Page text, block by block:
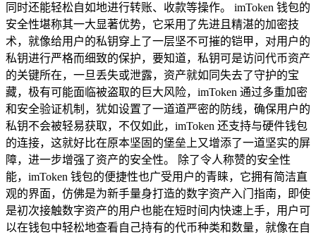
同时还能轻松自如地进行转账、收款等操作。 imToken 钱包的
安全性堪称其一大显著优势，它采用了先进且精湛的加密技
术，就像给用户的私钥穿上了一层坚不可摧的铠甲，对用户的
私钥进行严格而细致的保护，要知道，私钥可是访问代币资产
的关键所在，一旦丢失或泄露，资产就如同失去了守护的宝
藏，极有可能面临被盗取的巨大风险，imToken 通过多重加密
和安全验证机制，犹如设置了一道道严密的防线，确保用户的
私钥不会被轻易获取，不仅如此，imToken 还支持与硬件钱包
的连接，这就好比在原本坚固的堡垒上又增添了一道坚实的屏
障，进一步增强了资产的安全性。 除了令人称赞的安全性
能，imToken 钱包的便捷性也广受用户的青睐，它拥有简洁直
观的界面，仿佛是为新手量身打造的数字资产入门指南，即使
是初次接触数字资产的用户也能在短时间内快速上手，用户可
以在钱包中轻松地查看自己持有的代币种类和数量，就像在自